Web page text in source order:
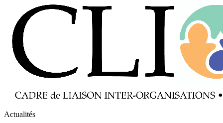
Actualités